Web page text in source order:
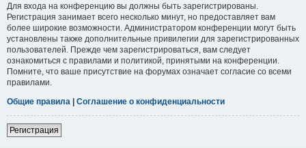
Для входа на конференцию вы должны быть зарегистрированы.
Регистрация занимает всего несколько минут, но предоставляет вам
более широкие возможности. Администратором конференции могут быть
установлены также дополнительные привилегии для зарегистрированных
пользователей. Прежде чем зарегистрироваться, вам следует
ознакомиться с правилами и политикой, принятыми на конференции.
Помните, что ваше присутствие на форумах означает согласие со всеми
правилами.
Общие правила | Соглашение о конфиденциальности
Регистрация